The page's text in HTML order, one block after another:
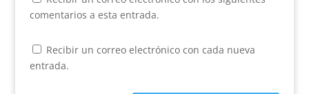
comentarios a esta entrada.
Recibir un correo electrónico con cada nueva
entrada.